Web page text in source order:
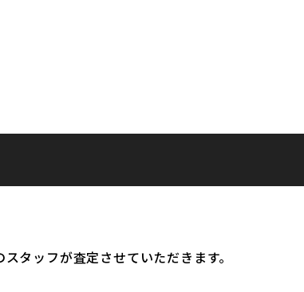
タッフが査定させていただきます。